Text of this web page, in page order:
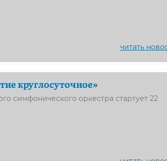
читать
круглосуточное»
симфонического оркестра стартует 22